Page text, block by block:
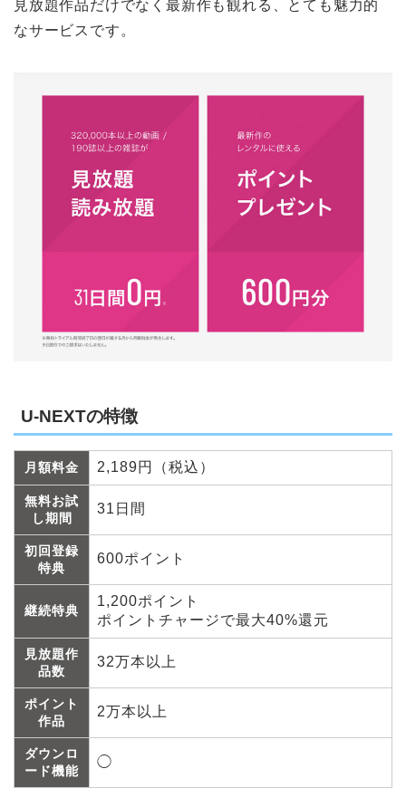
見放題作品だけでなく最新作も観れる、とても魅力的
なサービスです。
U-NEXTの特徴
月額料金 2,189円（税込）
無料お試
し期間
31日間
初回登録
特典
600ポイント
継続特典
1,200ポイント
ポイントチャージで最大40%還元
見放題作
品数
32万本以上
ポイント
作品
2万本以上
ダウンロ
ード機能
◯